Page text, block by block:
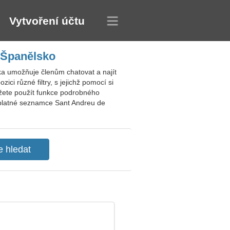
Vytvoření účtu
umožňuje členům chatovat a najít
různé filtry, s jejichž pomocí si
použít funkce podrobného
seznamce Sant Andreu de